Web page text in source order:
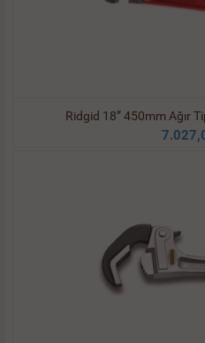
Ridgid 18” 450mm Ağır